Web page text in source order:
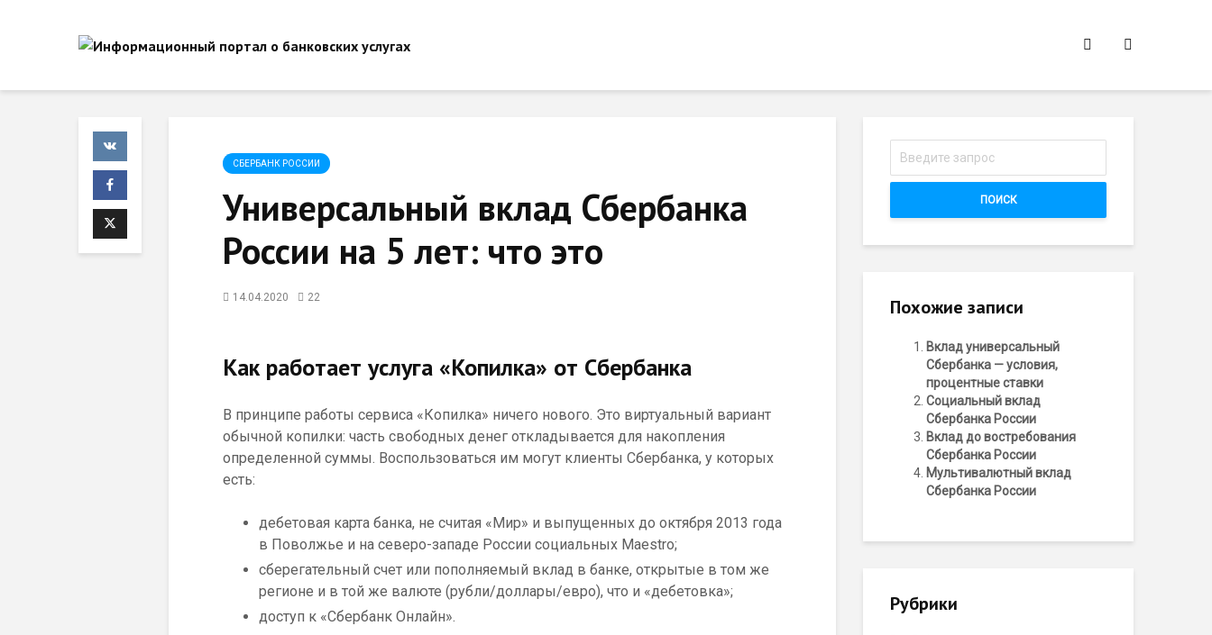
СБЕРБАНК РОССИИ
Универсальный вклад Сбербанка
России на 5 лет: что это
14.04.2020 22
Как работает услуга «Копилка» от Сбербанка
В принципе работы сервиса «Копилка» ничего нового. Это виртуальный вариант
обычной копилки: часть свободных денег откладывается для накопления
определенной суммы. Воспользоваться им могут клиенты Сбербанка, у которых
есть:
дебетовая карта банка, не считая «Мир» и выпущенных до октября 2013 года
в Поволжье и на северо-западе России социальных Maestro;
сберегательный счет или пополняемый вклад в банке, открытые в том же
регионе и в той же валюте (рубли/доллары/евро), что и «дебетовка»;
доступ к «Сбербанк Онлайн».
ПОИСК
Похожие записи
Вклад универсальный
Сбербанка — условия,
процентные ставки
Социальный вклад
Сбербанка России
Вклад до востребования
Сбербанка России
Мультивалютный вклад
Сбербанка России
Рубрики